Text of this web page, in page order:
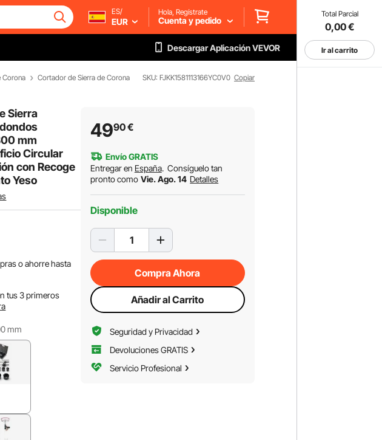
Total Parcial
0,00€
Ir al carrito
ES/
EUR
Hola, Regístrate
Cuenta y pedido
Descargar Aplicación VEVOR
Corona Cortador de Sierra de Corona SKU: FJKK1581113166YC0V0 Copiar
Sierra
mm
Circular
con Recoge
Yeso
o ahorre hasta
tus 3 primeros
mm
4990€
Envío GRATIS
Entregar en España. Consíguelo tan
pronto como Vie. Ago. 14 Detalles
Disponible
Compra Ahora
Añadir al Carrito
Seguridad y Privacidad
Devoluciones GRATIS
Servicio Profesional